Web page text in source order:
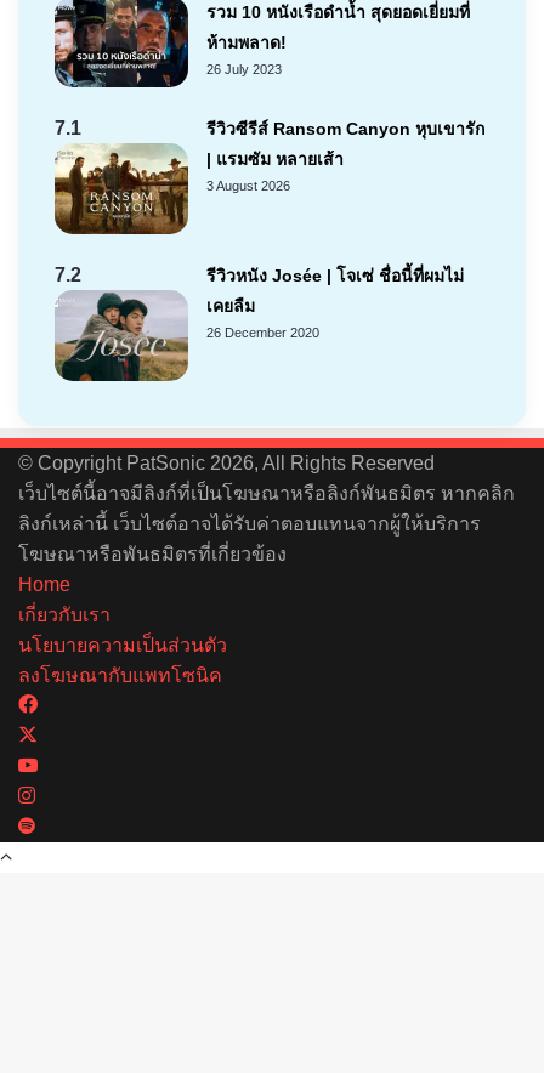
รวม 10 หนังเรือดำน้ำ สุดยอดเยี่ยมที่
ห้ามพลาด!
26 July 2023
7.1
รีวิวซีรีส์ Ransom Canyon หุบเขารัก
| แรมซัม หลายเส้า
3 August 2026
7.2
รีวิวหนัง Josée | โจเซ่ ชื่อนี้ที่ผมไม่
เคยลืม
26 December 2020
© Copyright PatSonic 2026, All Rights Reserved
เว็บไซต์นี้อาจมีลิงก์ที่เป็นโฆษณาหรือลิงก์พันธมิตร หากคลิก
ลิงก์เหล่านี้ เว็บไซต์อาจได้รับค่าตอบแทนจากผู้ให้บริการ
โฆษณาหรือพันธมิตรที่เกี่ยวข้อง
Home
เกี่ยวกับเรา
นโยบายความเป็นส่วนตัว
ลงโฆษณากับแพทโซนิค